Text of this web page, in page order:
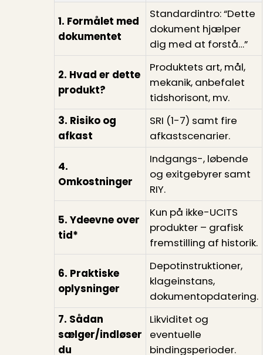
1. Formålet med
dokumentet
Standardintro: “Dette
dokument hjælper
dig med at forstå…”
2. Hvad er dette
produkt?
Produktets art, mål,
mekanik, anbefalet
tidshorisont, mv.
3. Risiko og
afkast
SRI (1-7) samt fire
afkastscenarier.
4.
Omkostninger
Indgangs-, løbende
og exitgebyrer samt
RIY.
5. Ydeevne over
tid*
Kun på ikke-UCITS
produkter – grafisk
fremstilling af historik.
6. Praktiske
oplysninger
Depotinstruktioner,
klageinstans,
dokumentopdatering.
7. Sådan
sælger/indløser
du
Likviditet og
eventuelle
bindingsperioder.